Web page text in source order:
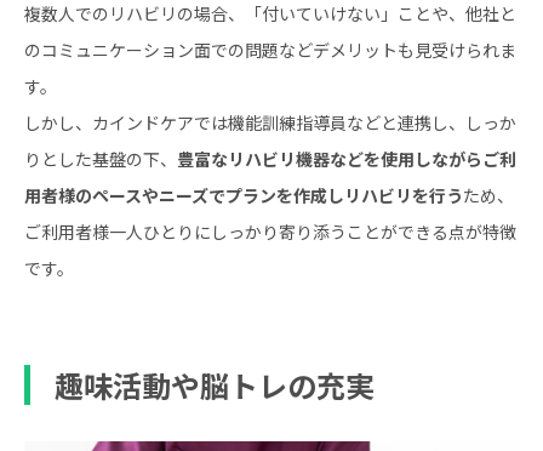
複数人でのリハビリの場合、「付いていけない」ことや、他社と
のコミュニケーション面での問題などデメリットも見受けられま
す。
しかし、カインドケアでは機能訓練指導員などと連携し、しっか
りとした基盤の下、 豊富なリハビリ機器などを使用しながらご利
用者様のペースやニーズでプランを作成しリハビリを行うため、
ご利用者様一人ひとりにしっかり寄り添うことができる点が特徴
です。
趣味活動や脳トレの充実